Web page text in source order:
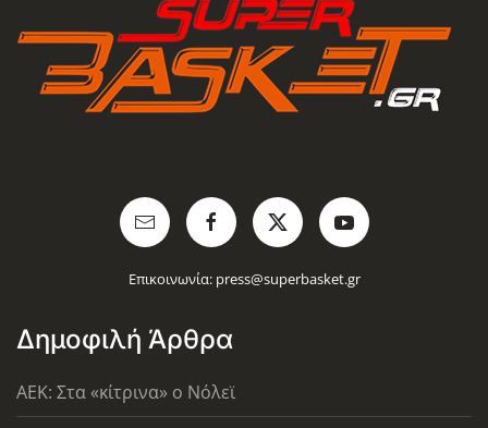
Επικοινωνία: press@superbasket.gr
Δημοφιλή Άρθρα
AEK: Στα «κίτρινα» ο Νόλεϊ